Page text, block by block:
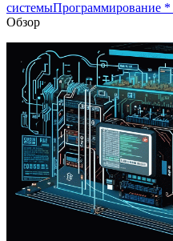
системыПрограммирование *
Обзор